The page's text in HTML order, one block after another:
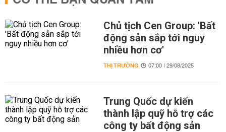
Chủ tịch Cen Group: 'Bất
động sản sắp tới nguy
nhiều hơn cơ'
THỊ TRƯỜNG 07:00 | 29/08/2025
Trung Quốc dự kiến
thành lập quỹ hỗ trợ các
công ty bất động sản